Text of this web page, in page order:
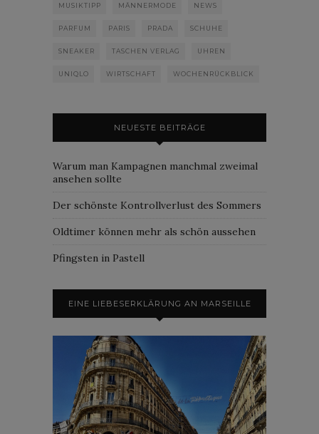
MUSIKTIPP MÄNNERMODE NEWS
PARFUM PARIS PRADA SCHUHE
SNEAKER TASCHEN VERLAG UHREN
UNIQLO WIRTSCHAFT WOCHENRÜCKBLICK
NEUESTE BEITRÄGE
Warum man Kampagnen manchmal zweimal
ansehen sollte
Der schönste Kontrollverlust des Sommers
Oldtimer können mehr als schön aussehen
Pfingsten in Pastell
EINE LIEBESERKLÄRUNG AN MARSEILLE